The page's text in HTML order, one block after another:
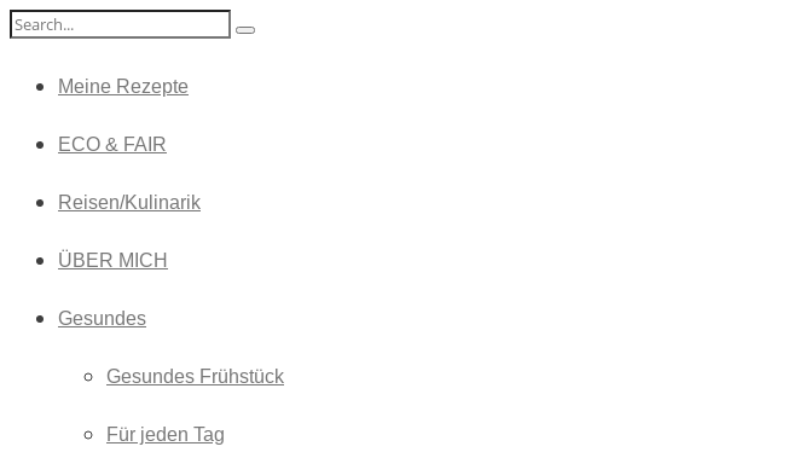
Meine Rezepte
ECO & FAIR
Reisen/Kulinarik
ÜBER MICH
Gesundes
Gesundes Frühstück
Für jeden Tag